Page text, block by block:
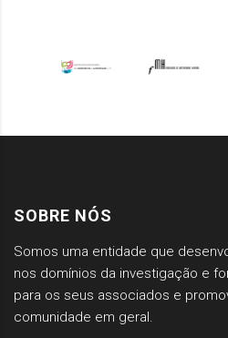
SOBRE NÓS
Somos uma entidade que
nos domínios da investigação e
para os seus associados e
comunidade em geral.